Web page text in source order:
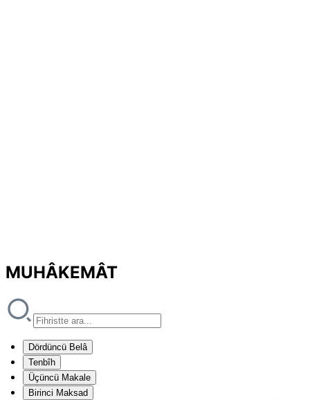
MUHÂKEMÂT
Dördüncü Belâ
Tenbîh
Üçüncü Makale
Birinci Maksad